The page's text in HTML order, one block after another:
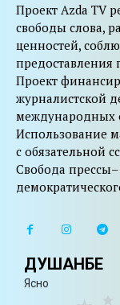
Проект Azda TV
свободы слова,
ценностей,
предоставления
Проект
журналистской
международных
Использование
с обязательной
Свобода
ДУШАНБЕ
Ясно